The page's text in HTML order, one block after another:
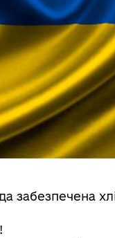
забезпечена